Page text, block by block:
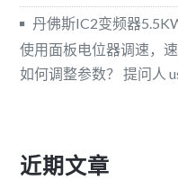
丹佛斯IC2变频器
使用面板电位器调速，
如何调整参数？ 提问人
近期文章